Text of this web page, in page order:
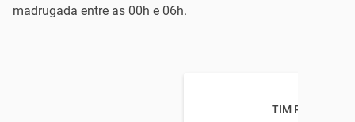
madrugada entre as 00h e 06h.
TIM Pré TOP